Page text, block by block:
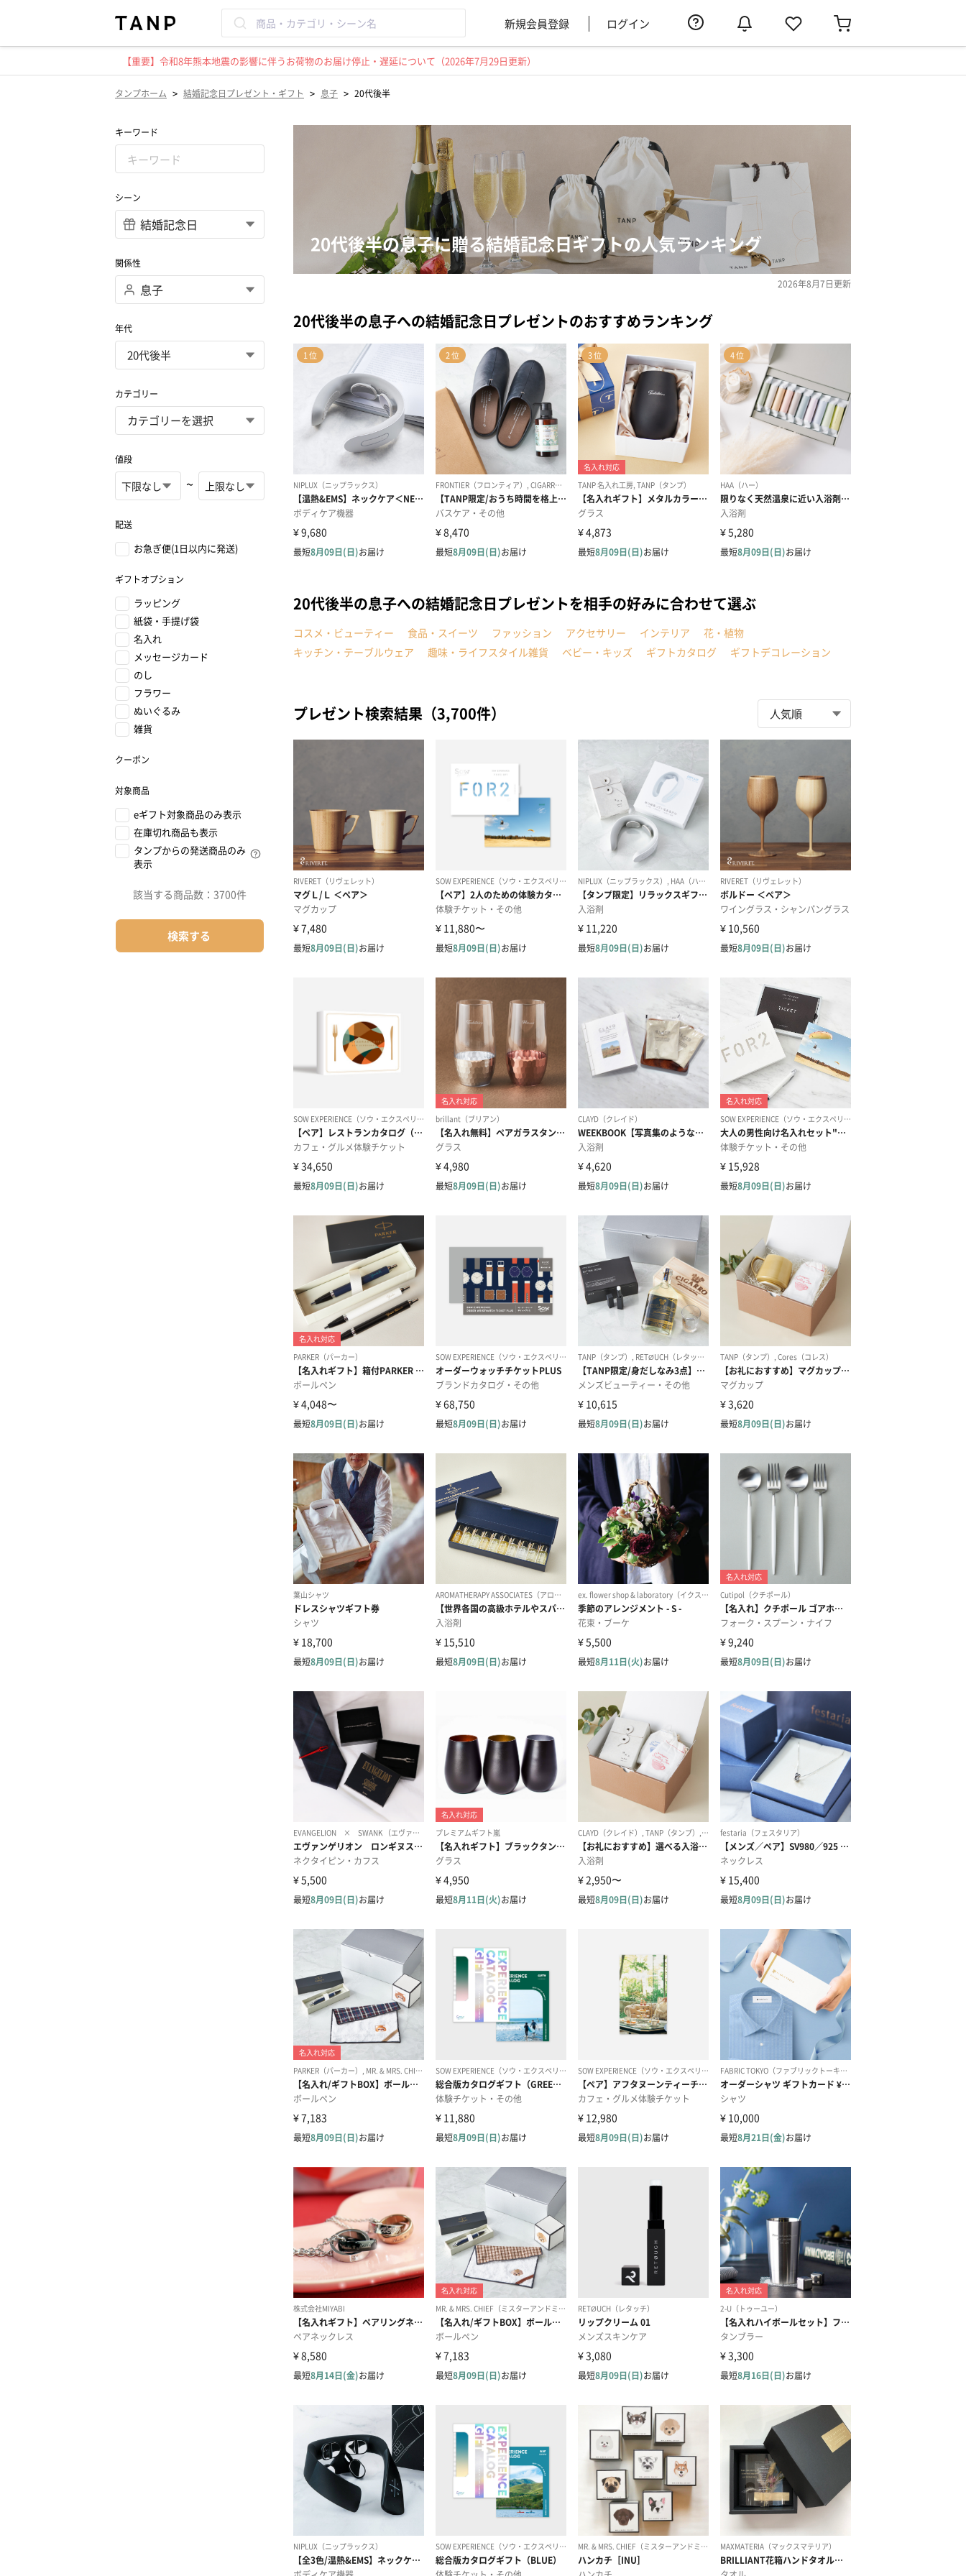
新規会員登録 ログイン
【重要】令和8年熊本地震の影響に伴うお荷物のお届け停止・遅延について（2026年7月29日更新）
タンプホーム > 結婚記念日プレゼント・ギフト > 息子 > 20代後半
キーワード
シーン
関係性
年代
カテゴリー
値段
~
配送
お急ぎ便(1日以内に発送)
ギフトオプション
ラッピング
紙袋・手提げ袋
名入れ
メッセージカード
のし
フラワー
ぬいぐるみ
雑貨
クーポン
対象商品
eギフト対象商品のみ表示
在庫切れ商品も表示
タンプからの発送商品のみ
表示
該当する商品数： 3700件
検索する
20代後半の息子に贈る結婚記念日ギフトの人気ランキング
2026年8月7日更新
20代後半の息子への結婚記念日プレゼントのおすすめランキング
20代後半の息子への結婚記念日プレゼントを相手の好みに合わせて選ぶ
コスメ・ビューティー 食品・スイーツ ファッション アクセサリー インテリア
花・植物
キッチン・テーブルウェア
趣味・ライフスタイル雑貨 ベビー・キッズ ギフトカタログ ギフトデコレーション
プレゼント検索結果（3,700件）